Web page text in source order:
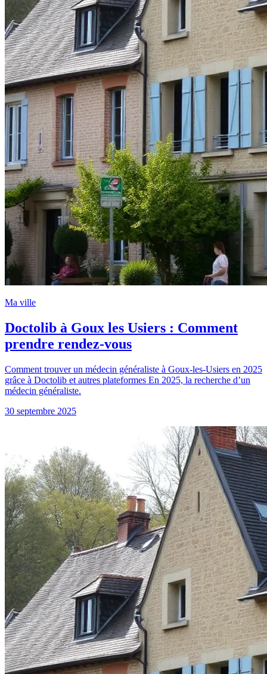
Ma ville
Doctolib à Goux les Usiers : Comment
prendre rendez-vous
Comment trouver un médecin généraliste à Goux-les-Usiers en 2025
grâce à Doctolib et autres plateformes En 2025, la recherche d’un
médecin généraliste.
30 septembre 2025